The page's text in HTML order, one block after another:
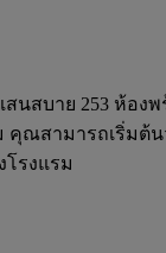
สนสบาย 253 ห้
ณสามารถเริ่มต้
รงแรม